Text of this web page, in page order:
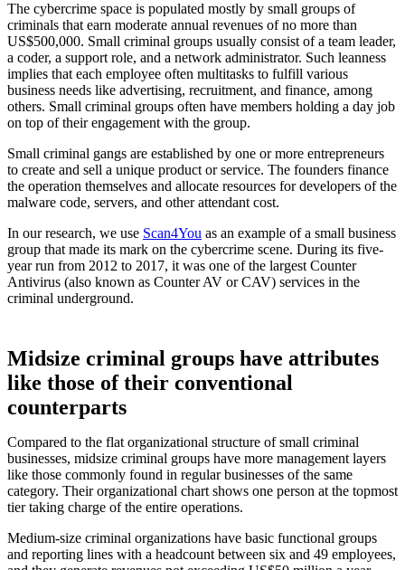
The cybercrime space is populated mostly by small groups of
criminals that earn moderate annual revenues of no more than
US$500,000. Small criminal groups usually consist of a team leader,
a coder, a support role, and a network administrator. Such leanness
implies that each employee often multitasks to fulfill various
business needs like advertising, recruitment, and finance, among
others. Small criminal groups often have members holding a day job
on top of their engagement with the group.
Small criminal gangs are established by one or more entrepreneurs
to create and sell a unique product or service. The founders finance
the operation themselves and allocate resources for developers of the
malware code, servers, and other attendant cost.
In our research, we use Scan4You as an example of a small business
group that made its mark on the cybercrime scene. During its five-
year run from 2012 to 2017, it was one of the largest Counter
Antivirus (also known as Counter AV or CAV) services in the
criminal underground.
Midsize criminal groups have attributes
like those of their conventional
counterparts
Compared to the flat organizational structure of small criminal
businesses, midsize criminal groups have more management layers
like those commonly found in regular businesses of the same
category. Their organizational chart shows one person at the topmost
tier taking charge of the entire operations.
Medium-size criminal organizations have basic functional groups
and reporting lines with a headcount between six and 49 employees,